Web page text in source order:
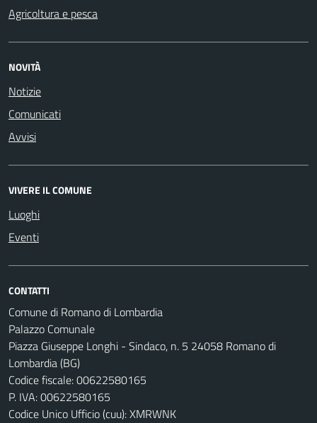
Agricoltura e pesca
NOVITÀ
Notizie
Comunicati
Avvisi
VIVERE IL COMUNE
Luoghi
Eventi
CONTATTI
Comune di Romano di Lombardia
Palazzo Comunale
Piazza Giuseppe Longhi - Sindaco, n. 5 24058 Romano di
Lombardia (BG)
Codice fiscale: 00622580165
P. IVA: 00622580165
Codice Unico Ufficio (cuu): XMRWNK